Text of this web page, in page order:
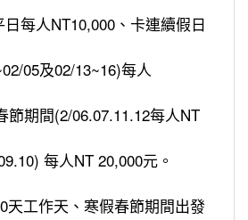
每人NT10,000、卡連續假日
05及02/13~16)每人
節期間(2/06.07.11.12每人NT
每人NT 20,000元。
天工作天、寒假春節期間出發